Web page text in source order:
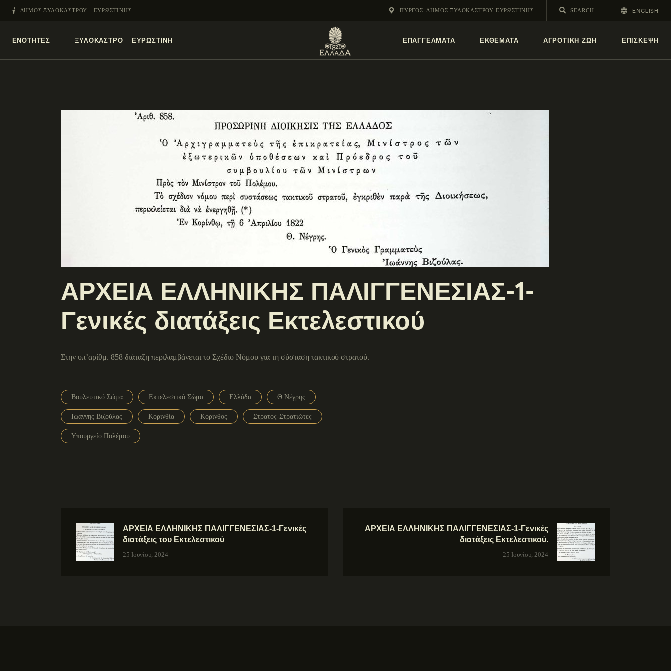
ΔΗΜΟΣ ΞΥΛΟΚΑΣΤΡΟΥ - ΕΥΡΩΣΤΙΝΗΣ ΠΎΡΓΟΣ, ΔΗΜΟΣ ΞΥΛΟΚΑΣΤΡΟΥ-ΕΥΡΩΣΤΙΝΗΣ ENGLISH
ΕΝΌΤΗΤΕΣ ΞΥΛΌΚΑΣΤΡΟ – ΕΥΡΩΣΤΊΝΗ ΕΠΑΓΓΕΛΜΑΤΑ ΕΚΘΕΜΑΤΑ ΑΓΡΟΤΙΚΗ ΖΩΗ ΕΠΙΣΚΕΨΗ
ΞΥΛΌΚΑΣΤΡΟ –
ΕΥΡΩΣΤΊΝΗ
ΑΡΧΕΙΑ ΕΛΛΗΝΙΚΗΣ ΠΑΛΙΓΓΕΝΕΣΙΑΣ-1-
Γενικές διατάξεις Εκτελεστικού
Στην υπ’αρίθμ. 858 διάταξη περιλαμβάνεται το Σχέδιο Νόμου για τη σύσταση τακτικού στρατού.
Βουλευτικό Σώμα Εκτελεστικό Σώμα Ελλάδα Θ.Νέγρης
Ιωάννης Βιζούλας Κορινθία Κόρινθος Στρατός-Στρατιώτες
Υπουργείο Πολέμου
ΑΡΧΕΙΑ ΕΛΛΗΝΙΚΗΣ ΠΑΛΙΓΓΕΝΕΣΙΑΣ-1-Γενικές
διατάξεις του Εκτελεστικού
25 Ιουνίου, 2024
ΑΡΧΕΙΑ ΕΛΛΗΝΙΚΗΣ ΠΑΛΙΓΓΕΝΕΣΙΑΣ-1-Γενικές
διατάξεις Εκτελεστικού.
25 Ιουνίου, 2024